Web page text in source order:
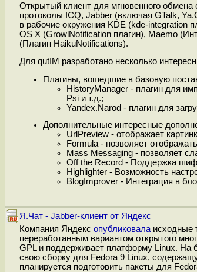
Открытый клиент для мгновенного
протоколы ICQ, Jabber (включая GTalk,
в рабочие окружения KDE (kde-integration
OS X (GrowlNotification плагин), Maemo
(Плагин HaikuNotifications).
Для qutIM разработано несколько
Плагины, вошедшие в базовую
HistoryManager - плагин для
Psi и т.д.;
Yandex.Narod - плагин для
Дополнительные интересные
UrlPreview - отображает
Formula - позволяет
Mass Messaging - позволяет
Off the Record - Поддержка
Highlighter - Возможность
BlogImprover - Интеграция в
Я.Чат - Jabber-клиент от Яндекс
Компания Яндекс опубликовала исходные
переработанным вариантом открытого
GPL и поддерживает платформу Linux. На
свою сборку для Fedora 9 Linux,
планируется подготовить пакеты для